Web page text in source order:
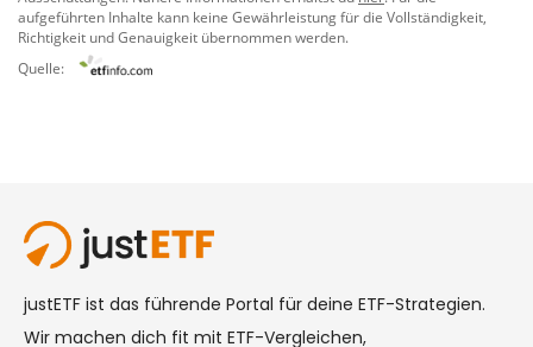
aufgeführten Inhalte kann keine Gewährleistung für die Vollständigkeit,
Richtigkeit und Genauigkeit übernommen werden.
Quelle: